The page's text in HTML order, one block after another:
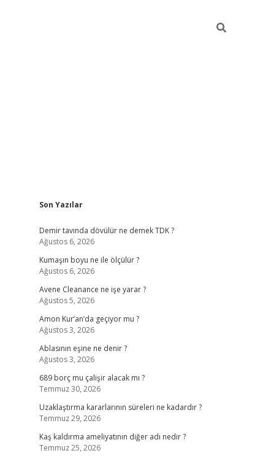
Sidebar
Son Yazılar
Demir tavında dövülür ne demek TDK ?
Ağustos 6, 2026
Kumaşın boyu ne ile ölçülür ?
Ağustos 6, 2026
Avene Cleanance ne işe yarar ?
Ağustos 5, 2026
Amon Kur’an’da geçiyor mu ?
Ağustos 3, 2026
Ablasının eşine ne denir ?
Ağustos 3, 2026
689 borç mu çalişir alacak mı ?
Temmuz 30, 2026
Uzaklaştırma kararlarının süreleri ne kadardır ?
Temmuz 29, 2026
Kaş kaldırma ameliyatının diğer adı nedir ?
Temmuz 25, 2026
Betexper giriş adresi